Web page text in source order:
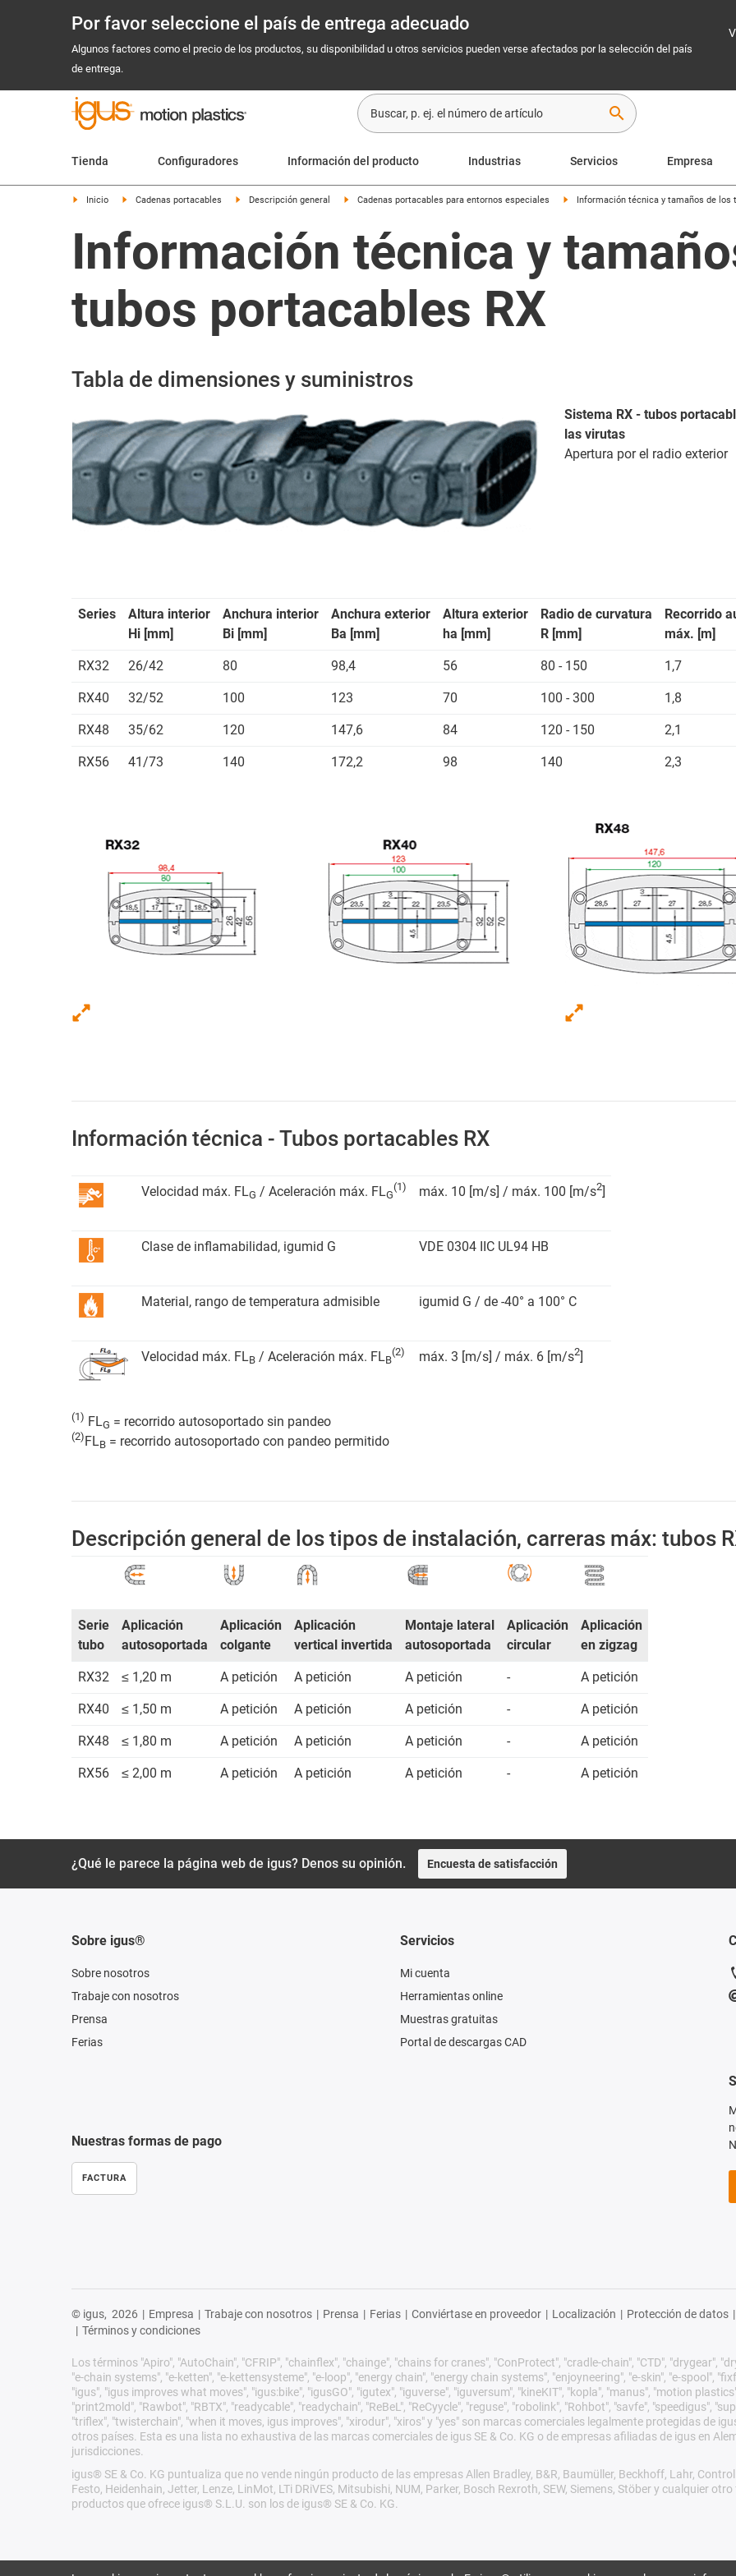
Por favor seleccione el país de entrega adecuado
Algunos factores como el precio de los productos, su disponibilidad u otros servicios pueden verse afectados por la selección del país
de entrega.
search
Tienda Configuradores Información del producto Industrias Servicios Empresa
Inicio Cadenas portacables Descripción general Cadenas portacables para entornos especiales Información técnica y tamaños de los
Información técnica y
tubos portacables RX
Tabla de dimensiones y suministros
Sistema RX - tubos
las virutas
Apertura por el radio exterior
Series
Altura interior
Hi [mm]
Anchura interior
Bi [mm]
Anchura exterior
Ba [mm]
Altura exterior
ha [mm]
Radio de curvatura
R [mm]
Recorrido
máx. [m]
RX32 26/42 80 98,4 56 80 - 150 1,7
RX40 32/52 100 123 70 100 - 300 1,8
RX48 35/62 120 147,6 84 120 - 150 2,1
RX56 41/73 140 172,2 98 140 2,3
Información técnica - Tubos portacables RX
Velocidad máx. FLG / Aceleración máx. FLG
(1) máx. 10 [m/s] / máx. 100 [m/s2]
Clase de inflamabilidad, igumid G VDE 0304 IIC UL94 HB
Material, rango de temperatura admisible igumid G / de -40° a 100° C
Velocidad máx. FLB / Aceleración máx. FLB
(2) máx. 3 [m/s] / máx. 6 [m/s2]
(1) FLG = recorrido autosoportado sin pandeo
(2)FLB = recorrido autosoportado con pandeo permitido
Descripción general de los tipos de instalación, carreras máx: tubos
Serie
tubo
Aplicación
autosoportada
Aplicación
colgante
Aplicación
vertical invertida
Montaje lateral
autosoportada
Aplicación
circular
Aplicación
en zigzag
RX32 ≤ 1,20 m A petición A petición A petición - A petición
RX40 ≤ 1,50 m A petición A petición A petición - A petición
RX48 ≤ 1,80 m A petición A petición A petición - A petición
RX56 ≤ 2,00 m A petición A petición A petición - A petición
¿Qué le parece la página web de igus? Denos su opinión. Encuesta de satisfacción
Sobre igus®
Sobre nosotros
Trabaje con nosotros
Prensa
Ferias
Servicios
Mi cuenta
Herramientas online
Muestras gratuitas
Portal de descargas CAD
Nuestras formas de pago
FACTURA
© igus, 2026 | Empresa | Trabaje con nosotros | Prensa | Ferias | Conviértase en proveedor | Localización | Protección de datos |
| Términos y condiciones
Los términos "Apiro", "AutoChain", "CFRIP", "chainflex", "chainge", "chains for cranes", "ConProtect", "cradle-chain", "CTD", "drygear",
"e-chain systems", "e-ketten", "e-kettensysteme", "e-loop", "energy chain", "energy chain systems", "enjoyneering", "e-skin", "e-spool",
"igus", "igus improves what moves", "igus:bike", "igusGO", "igutex", "iguverse", "iguversum", "kineKIT", "kopla", "manus", "motion
"print2mold", "Rawbot", "RBTX", "readycable", "readychain", "ReBeL", "ReCyycle", "reguse", "robolink", "Rohbot", "savfe", "speedigus",
"triflex", "twisterchain", "when it moves, igus improves", "xirodur", "xiros" y "yes" son marcas comerciales legalmente protegidas de
otros países. Esta es una lista no exhaustiva de las marcas comerciales de igus SE & Co. KG o de empresas afiliadas de igus en
jurisdicciones.
igus® SE & Co. KG puntualiza que no vende ningún producto de las empresas Allen Bradley, B&R, Baumüller, Beckhoff, Lahr,
Festo, Heidenhain, Jetter, Lenze, LinMot, LTi DRiVES, Mitsubishi, NUM, Parker, Bosch Rexroth, SEW, Siemens, Stöber y cualquier
productos que ofrece igus® S.L.U. son los de igus® SE & Co. KG.